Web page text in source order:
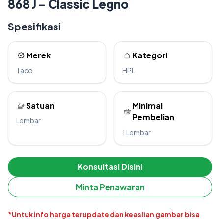
868 J – Classic Legno
Spesifikasi
Merek
Taco
Kategori
HPL
Satuan
Lembar
Minimal
Pembelian
1 Lembar
Konsultasi Disini
Minta Penawaran
*Untuk info harga terupdate dan keaslian gambar bisa